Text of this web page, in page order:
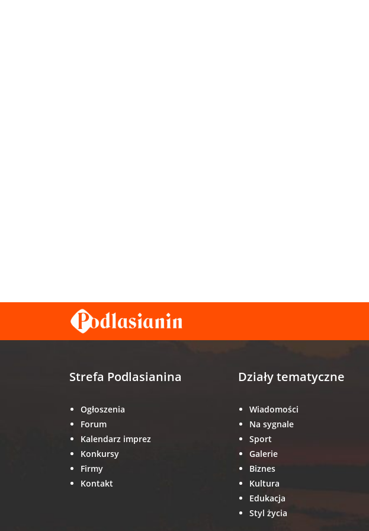
Strefa Podlasianina
Ogłoszenia
Forum
Kalendarz imprez
Konkursy
Firmy
Kontakt
Działy tematyczne
Wiadomości
Na sygnale
Sport
Galerie
Biznes
Kultura
Edukacja
Styl życia